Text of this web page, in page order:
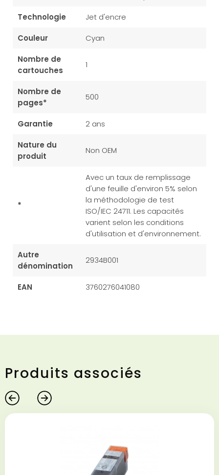
Technologie Jet d'encre
Couleur Cyan
Nombre de
cartouches
1
Nombre de
pages*
500
Garantie 2 ans
Nature du
produit
Non OEM
*
Avec un taux de remplissage
d'une feuille d'environ 5% selon
la méthodologie de test
ISO/IEC 24711. Les capacités
varient selon les conditions
d'utilisation et d'environnement.
Autre
dénomination
2934B001
EAN 3760276041080
Produits associés